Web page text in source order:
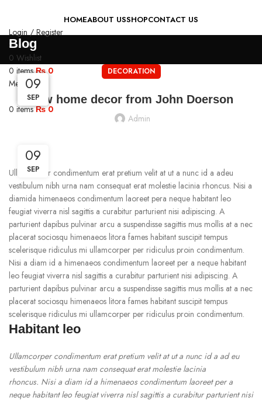
HOMEABOUT USSHOPCONTACT US
Login / Register
Search
0 Wishlist
0 items ₨0
Menu
0 items ₨0
Blog
DECORATION
New home decor from John Doerson
Admin
09
SEP
Ullamcorper condimentum erat pretium velit at ut a nunc id a adeu
vestibulum nibh urna nam consequat erat molestie lacinia rhoncus. Nisi a
diamida himenaeos condimentum laoreet pera neque habitant leo
feugiat viverra nisl sagittis a curabitur parturient nisi adipiscing. A
parturient dapibus pulvinar arcu a suspendisse sagittis mus mollis at a nec
placerat sociosqu himenaeos litora fames habitant suscipit tempus
scelerisque ridiculus mi ullamcorper per ridiculus proin condimentum.
Nisi a diam id a himenaeos condimentum laoreet per a neque habitant
leo feugiat viverra nisl sagittis a curabitur parturient nisi adipiscing. A
parturient dapibus pulvinar arcu a suspendisse sagittis mus mollis at a nec
placerat sociosqu himenaeos litora fames habitant suscipit tempus
scelerisque ridiculus mi ullamcorper per ridiculus proin condimentum.
Habitant leo
Ullamcorper condimentum erat pretium velit at ut a nunc id a ad eu
vestibulum nibh urna nam consequat erat molestie lacinia
rhoncus. Nisi a diam id a himenaeos condimentum laoreet per a
neque habitant leo feugiat viverra nisl sagittis a curabitur parturient nisi
09
SEP
09
SEP
09
SEP
09
SEP